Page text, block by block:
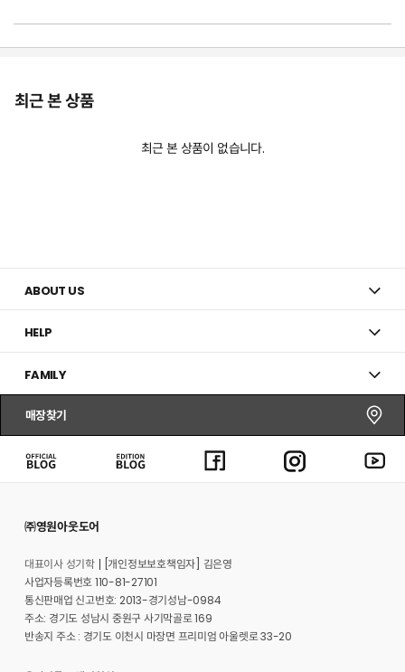
최근 본 상품
최근 본 상품이 없습니다.
ABOUT US
HELP
FAMILY
매장찾기
㈜영원아웃도어
대표이사 성기학
[개인정보보호책임자] 김은영
사업자등록번호 110-81-27101
통신판매업 신고번호: 2013-경기성남-0984
주소: 경기도 성남시 중원구 사기막골로 169
반송지 주소 : 경기도 이천시 마장면 프리미엄 아울렛로 33-20